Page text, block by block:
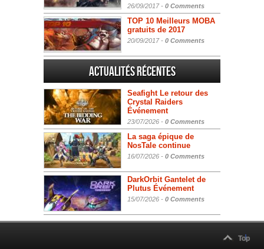
26/09/2017 - 0 Comments
TOP 10 Meilleurs MOBA
gratuits de 2017
20/09/2017 - 0 Comments
Actualités Récentes
Seafight Le retour des
Crystal Raiders
Événement
23/07/2026 - 0 Comments
La saga épique de
NosTale continue
16/07/2026 - 0 Comments
DarkOrbit Gantelet de
Plutus Événement
15/07/2026 - 0 Comments
Top